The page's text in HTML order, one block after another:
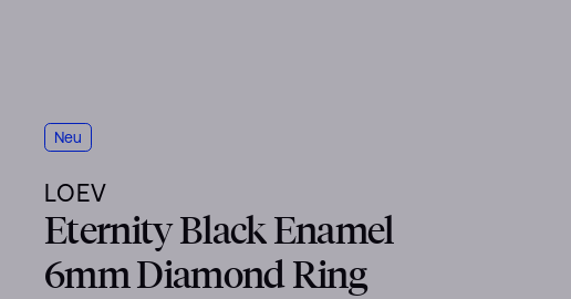
Neu
LOEV
Eternity Black Enamel
6mm Diamond Ring